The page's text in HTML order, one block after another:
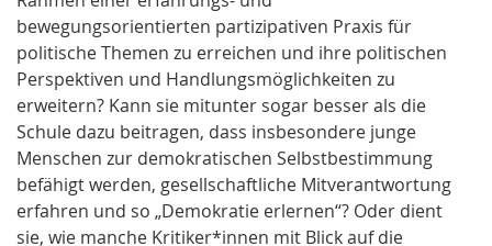
bewegungsorientierten partizipativen Praxis für
politische Themen zu erreichen und ihre politischen
Perspektiven und Handlungsmöglichkeiten zu
erweitern? Kann sie mitunter sogar besser als die
Schule dazu beitragen, dass insbesondere junge
Menschen zur demokratischen Selbstbestimmung
befähigt werden, gesellschaftliche Mitverantwortung
erfahren und so „Demokratie erlernen“? Oder dient
sie, wie manche Kritiker*innen mit Blick auf die